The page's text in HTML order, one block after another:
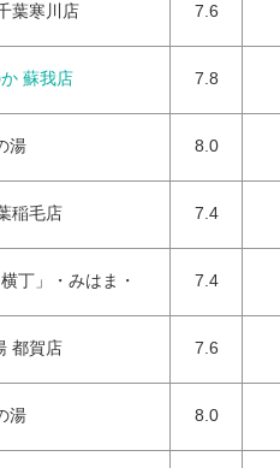
葉寒川店 7.6
蘇我店 7.8
湯 8.0
稲毛店 7.4
丁」・みはま・ 7.4
都賀店 7.6
湯 8.0